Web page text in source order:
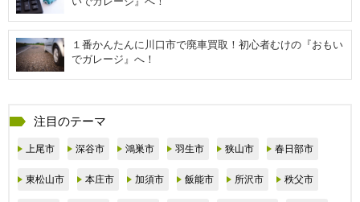
１番かんたんに川口市で廃車買取！初心者むけの『おもい
でガレージ』へ！
注目のテーマ
上尾市 深谷市 鴻巣市 羽生市 狭山市 春日部市
東松山市 本庄市 加須市 飯能市 所沢市 秩父市